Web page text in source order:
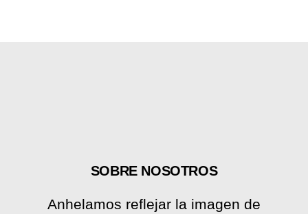
SOBRE NOSOTROS
Anhelamos reflejar la imagen de